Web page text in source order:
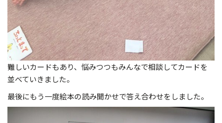
難しいカードもあり、悩みつつもみんなで相談してカードを
並べていきました。
最後にもう一度絵本の読み聞かせで答え合わせをしました。